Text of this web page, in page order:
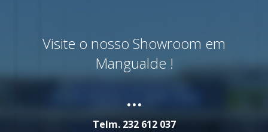
Visite o nosso Showroom em
Mangualde !
...
Telm. 232 612 037